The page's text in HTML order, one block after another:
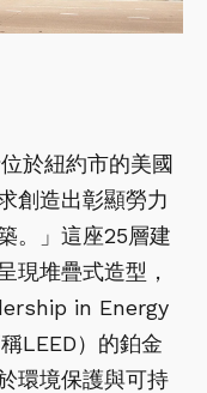
於紐約市的美國
創造出彰顯勞力
。」這座25層建
現堆疊式造型，
in Energy
LEED）的鉑金
環境保護與可持